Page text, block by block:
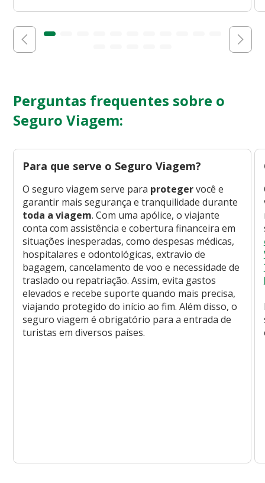
Perguntas frequentes sobre o
Seguro Viagem:
Para que serve o Seguro Viagem?
O seguro viagem serve para protegervocê e
garantir mais segurança e tranquilidade durante
toda a viagem. Com uma apólice, o viajante
conta com assistência e cobertura financeira em
situações inesperadas, como despesas médicas,
hospitalares e odontológicas, extravio de
bagagem, cancelamento de voo e necessidade de
traslado ou repatriação. Assim, evita gastos
elevados e recebe suporte quando mais precisa,
viajando protegido do início ao fim. Além disso, o
seguro viagem é obrigatório para a entrada de
turistas em diversos países.